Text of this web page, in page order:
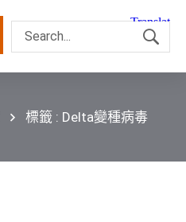
標籤 : Delta變種病毒